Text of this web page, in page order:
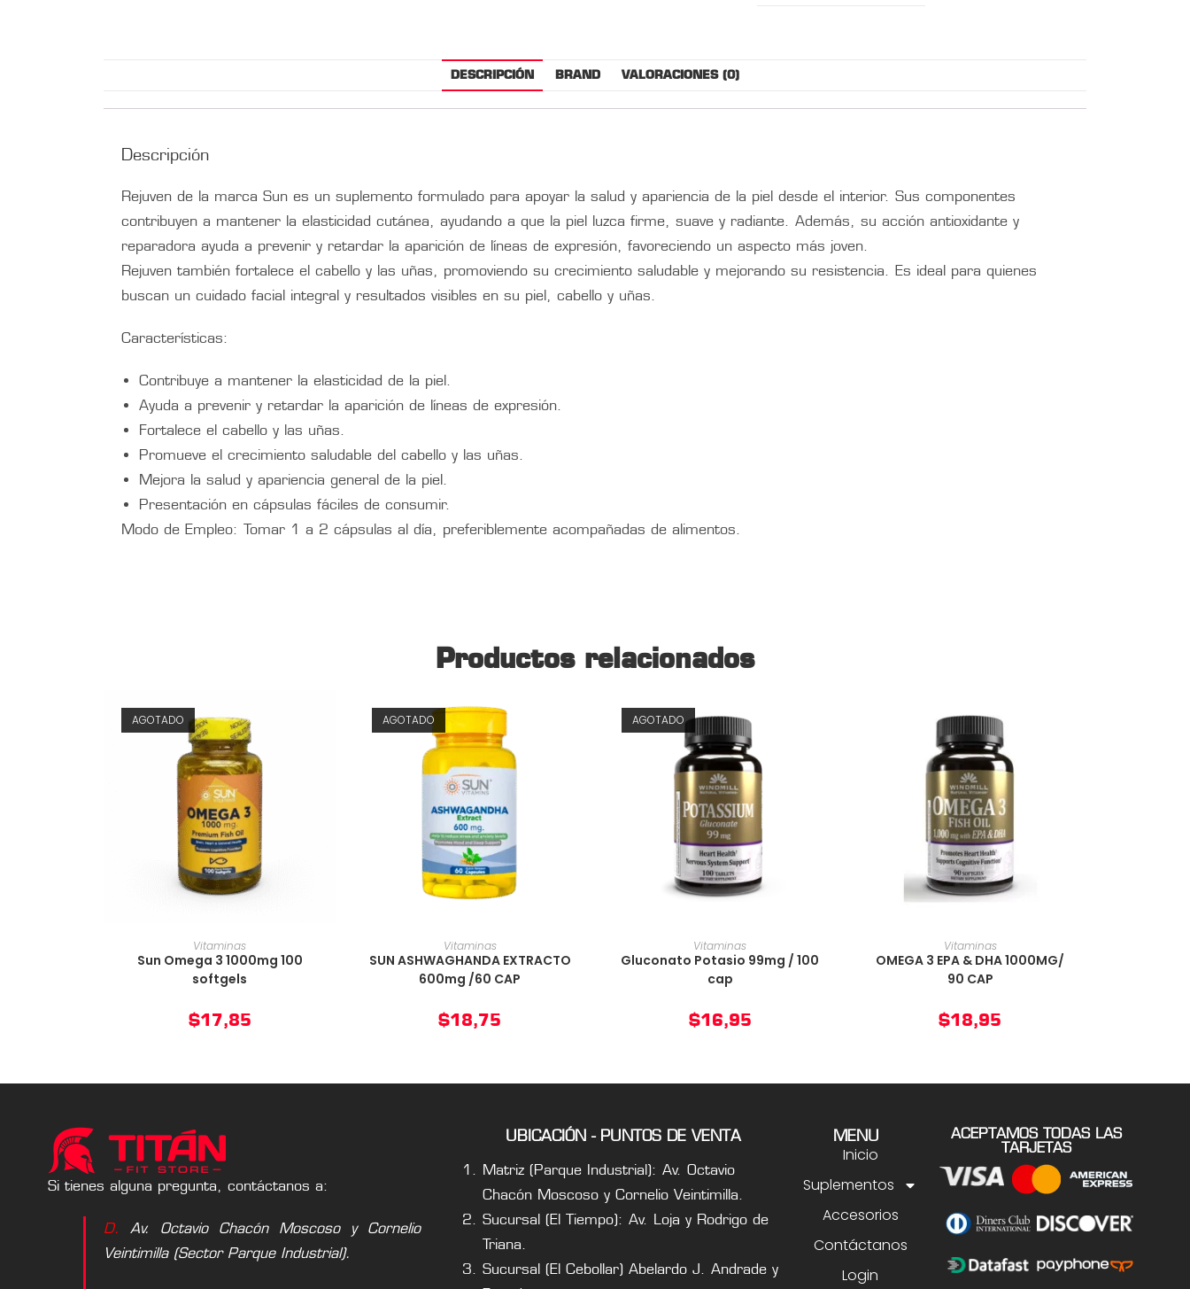
DESCRIPCIÓN BRAND VALORACIONES (0)
Descripción
Rejuven de la marca Sun es un suplemento formulado para apoyar la salud y apariencia de la piel desde el interior. Sus componentes
contribuyen a mantener la elasticidad cutánea, ayudando a que la piel luzca firme, suave y radiante. Además, su acción antioxidante y
reparadora ayuda a prevenir y retardar la aparición de líneas de expresión, favoreciendo un aspecto más joven.
Rejuven también fortalece el cabello y las uñas, promoviendo su crecimiento saludable y mejorando su resistencia. Es ideal para quienes
buscan un cuidado facial integral y resultados visibles en su piel, cabello y uñas.
Características:
Contribuye a mantener la elasticidad de la piel.
Ayuda a prevenir y retardar la aparición de líneas de expresión.
Fortalece el cabello y las uñas.
Promueve el crecimiento saludable del cabello y las uñas.
Mejora la salud y apariencia general de la piel.
Presentación en cápsulas fáciles de consumir.
Modo de Empleo: Tomar 1 a 2 cápsulas al día, preferiblemente acompañadas de alimentos.
Productos relacionados
AGOTADO
AÑADIR AL CARRITO
Vitaminas
Sun Omega 3 1000mg 100
softgels
$17,85
AGOTADO
AÑADIR AL CARRITO
Vitaminas
SUN ASHWAGHANDA EXTRACTO
600mg /60 CAP
$18,75
AGOTADO
AÑADIR AL CARRITO
Vitaminas
Gluconato Potasio 99mg / 100
cap
$16,95
AÑADIR AL CARRITO
Vitaminas
OMEGA 3 EPA & DHA 1000MG/
90 CAP
$18,95
Si tienes alguna pregunta, contáctanos a:
D. Av. Octavio Chacón Moscoso y Cornelio
Veintimilla (Sector Parque Industrial).
UBICACIÓN - PUNTOS DE VENTA
Matriz (Parque Industrial): Av. Octavio
Chacón Moscoso y Cornelio Veintimilla.
Sucursal (El Tiempo): Av. Loja y Rodrigo de
Triana.
Sucursal (El Cebollar) Abelardo J. Andrade y
MENU
Inicio
Suplementos
Accesorios
Contáctanos
Login
ACEPTAMOS TODAS LAS
TARJETAS